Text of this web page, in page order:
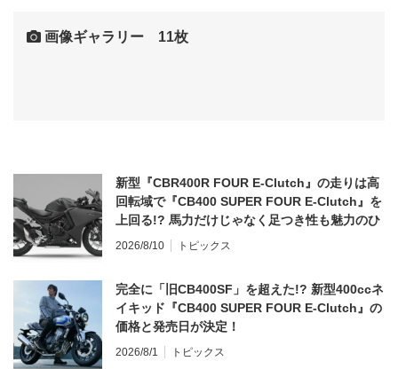
画像ギャラリー 11枚
新型『CBR400R FOUR E-Clutch』の走りは高
回転域で『CB400 SUPER FOUR E-Clutch』を
上回る!? 馬力だけじゃなく足つき性も魅力のひ
とつ！
2026/8/10 トピックス
完全に「旧CB400SF」を超えた!? 新型400ccネ
イキッド『CB400 SUPER FOUR E-Clutch』の
価格と発売日が決定！
2026/8/1 トピックス